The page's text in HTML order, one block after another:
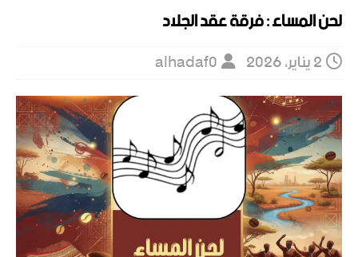
لحن المساء : فرقة عقد الجلاد
2 يناير، 2026 alhadaf0